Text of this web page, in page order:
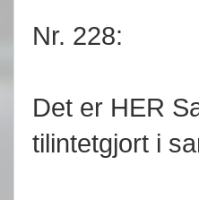
Nr. 228:
Det er HER
tilintetgjort i